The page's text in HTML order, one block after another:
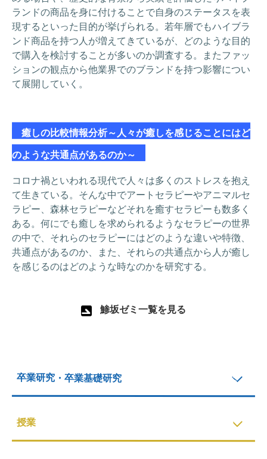
卒業研究・卒業基礎研究
授業
ランドの商品を身に付けることで自身のステータスを表
現するといった目的が挙げられる。若年層でもハイブラ
ンド商品を持つ人が増えてきているが、どのような目的
で購入を検討することが多いのか調査する。またファッ
ションの観点から他業界でのブランドを持つ影響につい
て展開していく。
癒しの比較情報分析～人々が癒しを感じることにはど
のような共通点があるのか～
コロナ禍といわれる現代で人々は多くのストレスを抱え
て生きている。そんな中でアートセラピーやアニマルセ
ラピー、森林セラピーなどそれを癒すセラピーも数多く
ある。何にでも癒しを求められるようなセラピーの世界
の中で、それらのセラピーにはどのような違いや特徴、
共通点があるのか、また、それらの共通点から人が癒し
を感じるのはどのような時なのかを研究する。
鯵坂ゼミ一覧を見る